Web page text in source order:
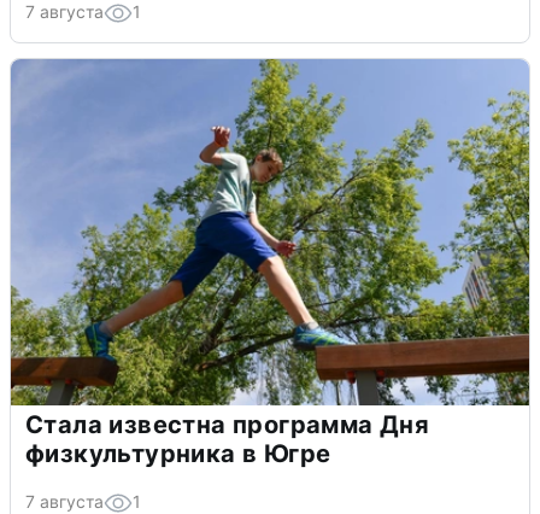
7 августа 1
Стала известна программа Дня
физкультурника в Югре
7 августа 1